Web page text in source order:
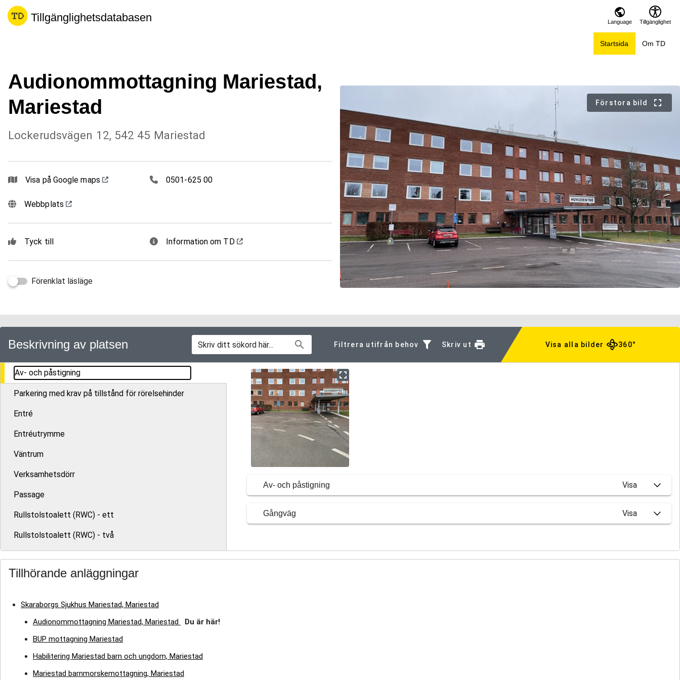
Tillgänglighetsdatabasen Language Tillgänglighet
Startsida Om TD
Audionommottagning Mariestad,
Mariestad
Lockerudsvägen 12, 542 45 Mariestad
Visa på Google maps 0501625 00
0501-625 00
Webbplats
Tyck till Information om TD
Förenklat läsläge
Förstora bild
Beskrivning av platsen Filtrera utifrån behov Skriv ut Visa alla bilder 360°
Av- och påstigning
Parkering med krav på tillstånd för rörelsehinder
Entré
Entréutrymme
Väntrum
Verksamhetsdörr
Passage
Rullstolstoalett (RWC) - ett
Rullstolstoalett (RWC) - två
Av- och påstigning
Av- och påstigning Visa
Gångväg Visa
Tillhörande anläggningar
Skaraborgs Sjukhus Mariestad, Mariestad
Audionommottagning Mariestad, Mariestad
Du är här!
BUP mottagning Mariestad
Habilitering Mariestad barn och ungdom, Mariestad
Mariestad barnmorskemottagning, Mariestad